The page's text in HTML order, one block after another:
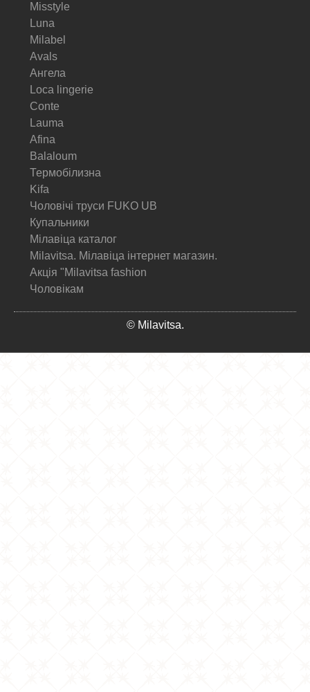
Misstyle
Luna
Milabel
Avals
Ангела
Loca lingerie
Conte
Lauma
Afina
Balaloum
Термобілизна
Kifa
Чоловічі труси FUKO UB
Купальники
Мілавіца каталог
Milavitsa. Мілавіца інтернет магазин.
Акція "Milavitsa fashion
Чоловікам
© Milavitsa.